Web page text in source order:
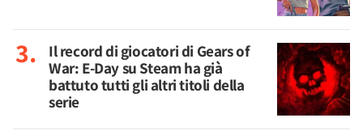
Il record di giocatori di Gears of
War: E-Day su Steam ha già
battuto tutti gli altri titoli della
serie